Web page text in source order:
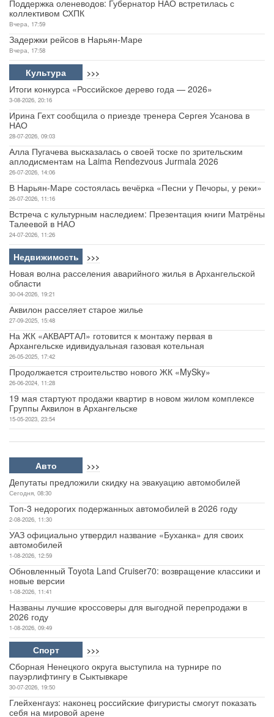
Поддержка оленеводов: Губернатор НАО встретилась с
коллективом СХПК
Вчера, 17:59
Задержки рейсов в Нарьян-Маре
Вчера, 17:58
Культура >>>
Итоги конкурса «Российское дерево года — 2026»
3-08-2026, 20:16
Ирина Гехт сообщила о приезде тренера Сергея Усанова в
НАО
28-07-2026, 09:03
Алла Пугачева высказалась о своей тоске по зрительским
аплодисментам на Laima Rendezvous Jurmala 2026
26-07-2026, 14:06
В Нарьян-Маре состоялась вечёрка «Песни у Печоры, у реки»
26-07-2026, 11:16
Встреча с культурным наследием: Презентация книги Матрёны
Талеевой в НАО
24-07-2026, 11:26
Недвижимость >>>
Новая волна расселения аварийного жилья в Архангельской
области
30-04-2026, 19:21
Аквилон расселяет старое жилье
27-09-2025, 15:48
На ЖК «АКВАРТАЛ» готовится к монтажу первая в
Архангельске идивидуальная газовая котельная
26-05-2025, 17:42
Продолжается строительство нового ЖК «MySky»
26-06-2024, 11:28
19 мая стартуют продажи квартир в новом жилом комплексе
Группы Аквилон в Архангельске
15-05-2023, 23:54
Авто >>>
Депутаты предложили скидку на эвакуацию автомобилей
Сегодня, 08:30
Топ-3 недорогих подержанных автомобилей в 2026 году
2-08-2026, 11:30
УАЗ официально утвердил название «Буханка» для своих
автомобилей
1-08-2026, 12:59
Обновленный Toyota Land Cruiser70: возвращение классики и
новые версии
1-08-2026, 11:41
Названы лучшие кроссоверы для выгодной перепродажи в
2026 году
1-08-2026, 09:49
Спорт >>>
Сборная Ненецкого округа выступила на турнире по
пауэрлифтингу в Сыктывкаре
30-07-2026, 19:50
Глейхенгауз: наконец российские фигуристы смогут показать
себя на мировой арене